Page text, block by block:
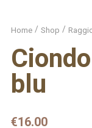
Home Shop
blu
€16.00